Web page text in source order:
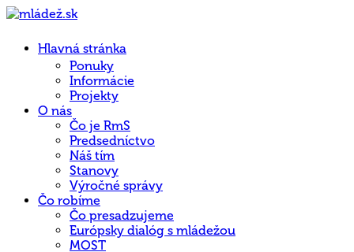
Hlavná stránka
Ponuky
Informácie
Projekty
O nás
Čo je RmS
Predsedníctvo
Náš tím
Stanovy
Výročné správy
Čo robíme
Čo presadzujeme
Európsky dialóg s mládežou
MOST